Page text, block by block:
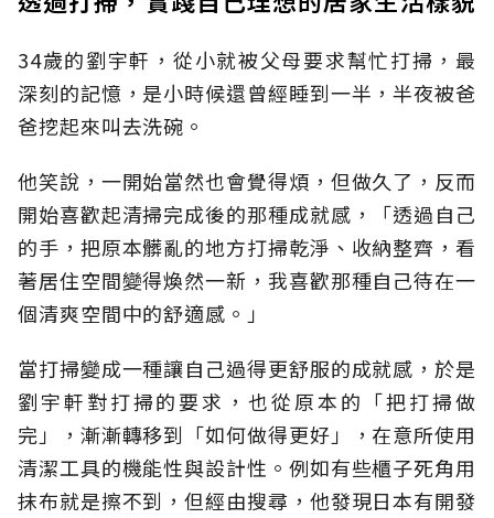
34歲的劉宇軒，從小就被父母要求幫忙打掃，最
深刻的記憶，是小時候還曾經睡到一半，半夜被爸
爸挖起來叫去洗碗。
他笑說，一開始當然也會覺得煩，但做久了，反而
開始喜歡起清掃完成後的那種成就感，「透過自己
的手，把原本髒亂的地方打掃乾淨、收納整齊，看
著居住空間變得煥然一新，我喜歡那種自己待在一
個清爽空間中的舒適感。」
當打掃變成一種讓自己過得更舒服的成就感，於是
劉宇軒對打掃的要求，也從原本的「把打掃做
完」，漸漸轉移到「如何做得更好」，在意所使用
清潔工具的機能性與設計性。例如有些櫃子死角用
抹布就是擦不到，但經由搜尋，他發現日本有開發